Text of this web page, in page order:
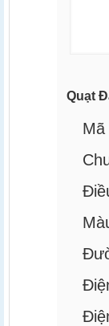
Quạt
Mã